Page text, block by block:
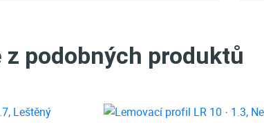
podobných produktů